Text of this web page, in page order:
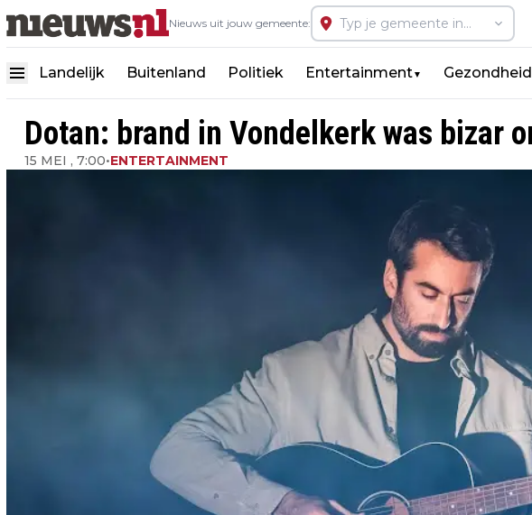
Nieuws uit jouw gemeente:
Landelijk Buitenland Politiek Entertainment▼ Gezondheid
Dotan: brand in Vondelkerk was bizar
15 MEI , 7:00•ENTERTAINMENT